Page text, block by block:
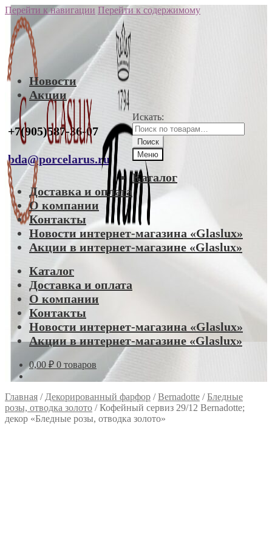
Перейти к навигации Перейти к содержимому
Новости
Акции
+7(905)587-36-07
bda@porcelarus.ru
Искать:
Поиск
Меню
Каталог
Доставка и оплата
О компании
Контакты
Новости интернет-магазина «Glaslux»
Акции в интернет-магазине «Glaslux»
Каталог
Доставка и оплата
О компании
Контакты
Новости интернет-магазина «Glaslux»
Акции в интернет-магазине «Glaslux»
0,00 ₽ 0 товаров
Главная / Декорированный фарфор /Bernadotte /Бледные
розы, отводка золото /Кофейный сервиз 29/12 Bernadotte;
декор «Бледные розы, отводка золото»